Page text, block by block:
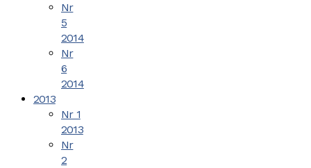
Nr
5
2014
Nr
6
2014
2013
Nr 1
2013
Nr
2